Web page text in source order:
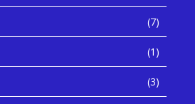
(7)
(1)
(3)